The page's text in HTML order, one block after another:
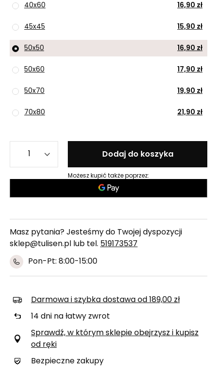
40x60 16,90 zł
45x45 15,90 zł
50x50 16,90 zł
50x60 17,90 zł
50x70 19,90 zł
70x80 21,90 zł
Dodaj do koszyka
Możesz kupić także poprzez:
Masz pytania? Jesteśmy do Twojej dyspozycji
sklep@tulisen.pl lub tel. 519173537
Pon-Pt: 8:00-15:00
Darmowa i szybka dostawa od 189,00 zł
14 dni na łatwy zwrot
Sprawdź, w którym sklepie obejrzysz i kupisz
od ręki
Bezpieczne zakupy